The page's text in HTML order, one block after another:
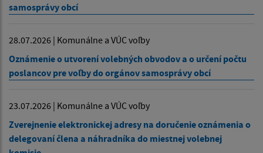
samosprávy obcí
28.07.2026 | Komunálne a VÚC voľby
Oznámenie o utvorení volebných obvodov a o určení počtu
poslancov pre voľby do orgánov samosprávy obcí
23.07.2026 | Komunálne a VÚC voľby
Zverejnenie elektronickej adresy na doručenie oznámenia o
delegovaní člena a náhradníka do miestnej volebnej